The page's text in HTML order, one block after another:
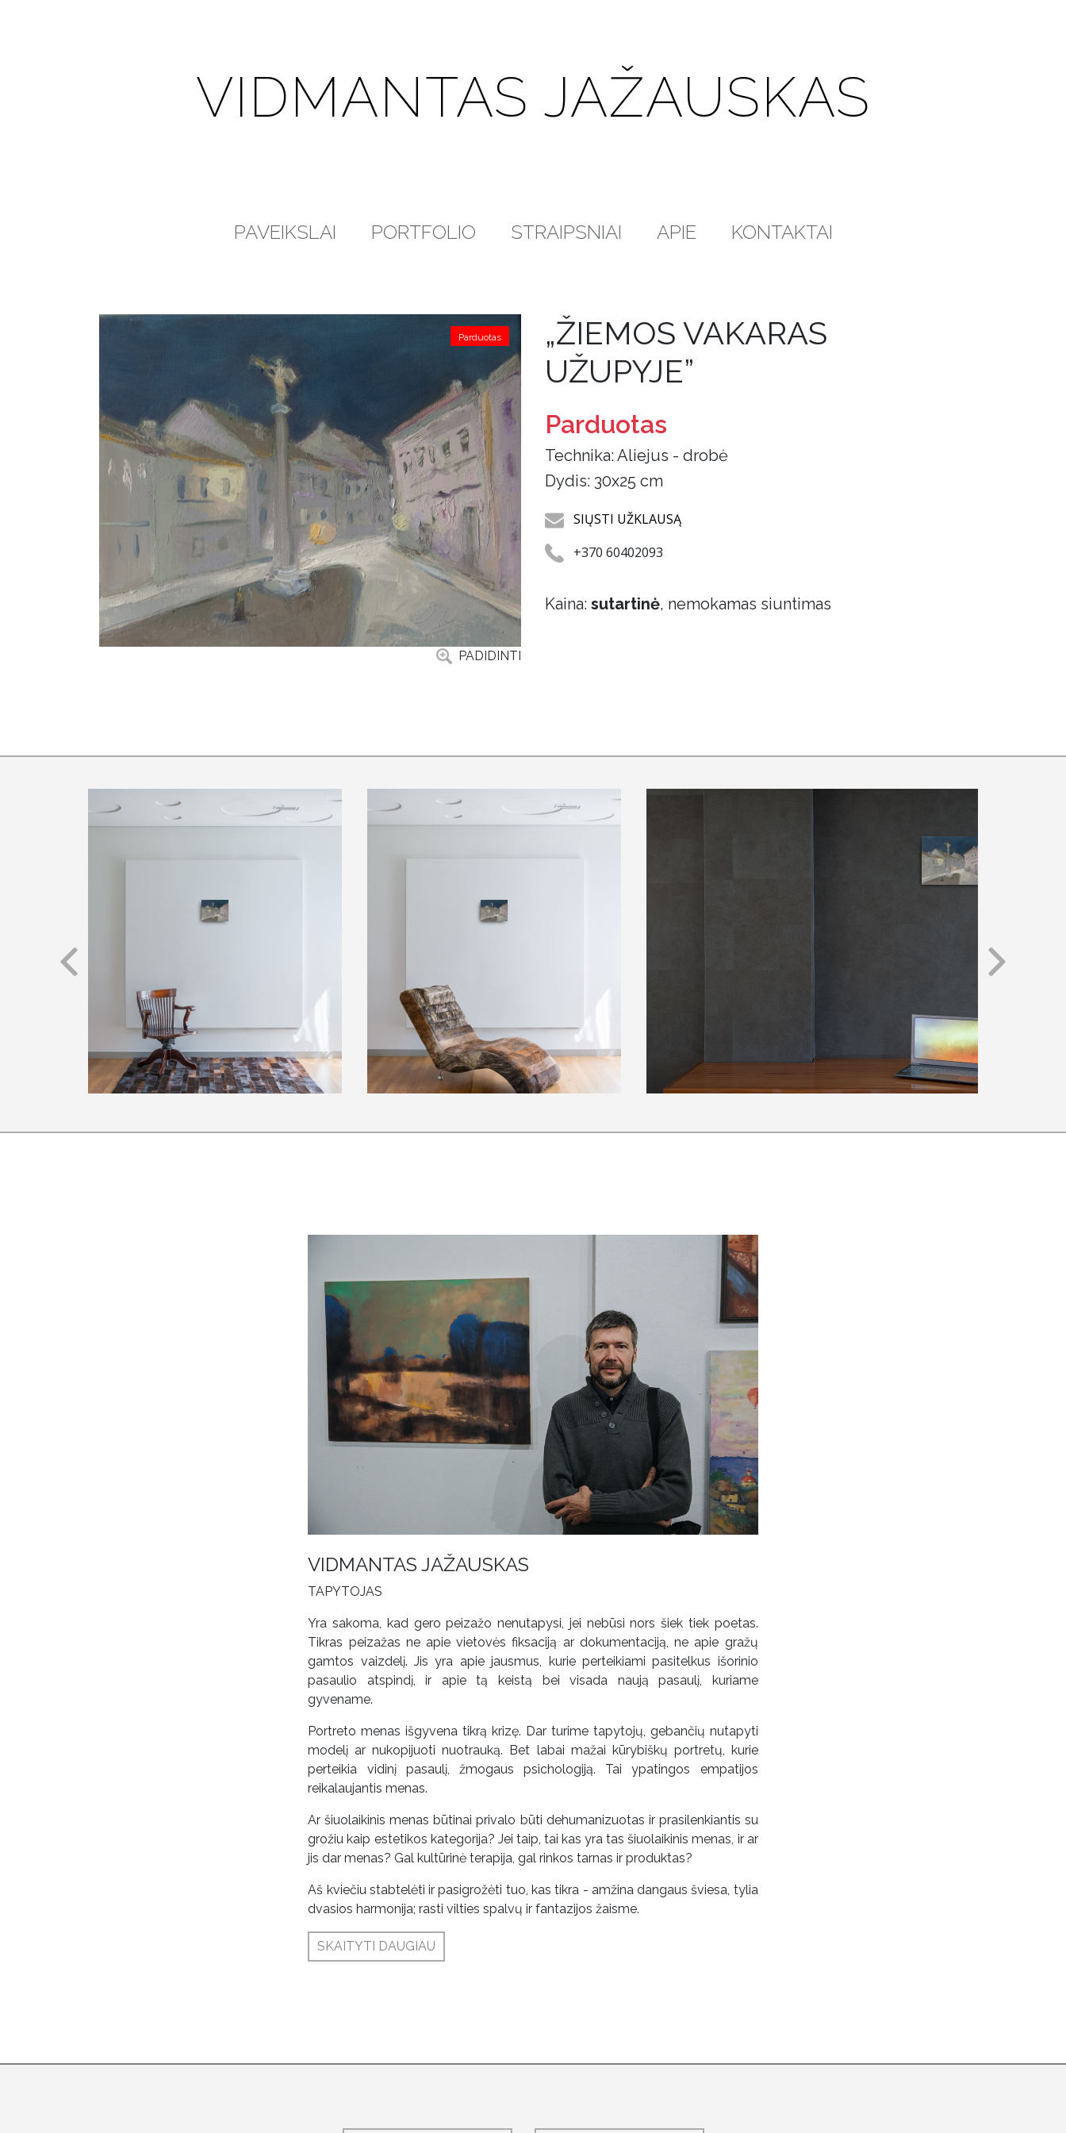
VIDMANTAS JAŽAUSKAS
PAVEIKSLAI PORTFOLIO STRAIPSNIAI APIE KONTAKTAI
Parduotas
PADIDINTI
„ŽIEMOS VAKARAS
UŽUPYJE”
Parduotas
Technika: Aliejus - drobė
Dydis: 30x25 cm
SIŲSTI UŽKLAUSĄ
+370 60402093
Kaina: sutartinė, nemokamas siuntimas
VIDMANTAS JAŽAUSKAS
TAPYTOJAS
Yra sakoma, kad gero peizažo nenutapysi, jei nebūsi nors šiek tiek poetas.
Tikras peizažas ne apie vietovės fiksaciją ar dokumentaciją, ne apie gražų
gamtos vaizdelį. Jis yra apie jausmus, kurie perteikiami pasitelkus išorinio
pasaulio atspindį, ir apie tą keistą bei visada naują pasaulį, kuriame
gyvename.
Portreto menas išgyvena tikrą krizę. Dar turime tapytojų, gebančių nutapyti
modelį ar nukopijuoti nuotrauką. Bet labai mažai kūrybiškų portretų, kurie
perteikia vidinį pasaulį, žmogaus psichologiją. Tai ypatingos empatijos
reikalaujantis menas.
Ar šiuolaikinis menas būtinai privalo būti dehumanizuotas ir prasilenkiantis su
grožiu kaip estetikos kategorija? Jei taip, tai kas yra tas šiuolaikinis menas, ir ar
jis dar menas? Gal kultūrinė terapija, gal rinkos tarnas ir produktas?
Aš kviečiu stabtelėti ir pasigrožėti tuo, kas tikra - amžina dangaus šviesa, tylia
dvasios harmonija; rasti vilties spalvų ir fantazijos žaisme.
SKAITYTI DAUGIAU